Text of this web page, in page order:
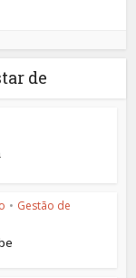
de
• Gestão de